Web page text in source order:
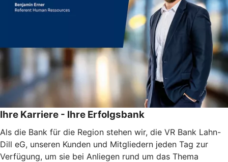
Ihre Karriere - Ihre Erfolgsbank
Als die Bank für die Region stehen wir, die VR Bank Lahn-
Dill eG, unseren Kunden und Mitgliedern jeden Tag zur
Verfügung, um sie bei Anliegen rund um das Thema